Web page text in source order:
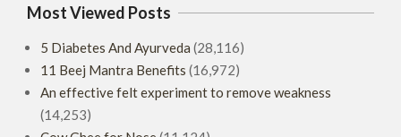
Most Viewed Posts
5 Diabetes And Ayurveda (28,116)
11 Beej Mantra Benefits (16,972)
An effective felt experiment to remove weakness
(14,253)